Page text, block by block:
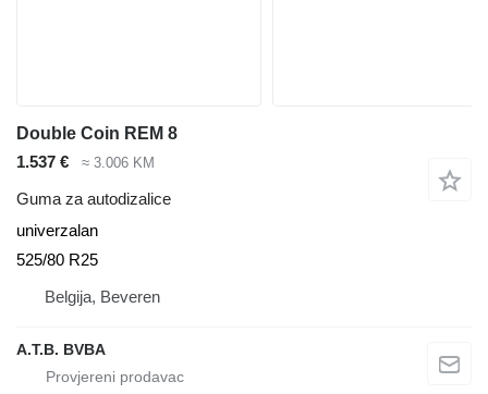
Double Coin REM 8
1.537 €
≈ 3.006 KM
Guma za autodizalice
univerzalan
525/80 R25
Belgija, Beveren
A.T.B. BVBA